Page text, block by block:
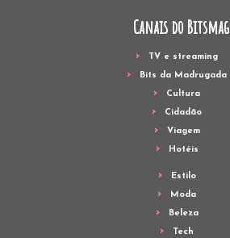
Canais do Bitsmag
TV e streaming
Bits da Madrugada
Cultura
Cidadão
Viagem
Hotéis
Estilo
Moda
Beleza
Tech